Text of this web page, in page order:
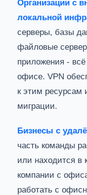
Организации с
локальной
серверы, базы
файловые
приложения -
офисе. VPN
к этим ресурсам
миграции.
Бизнесы с
часть команды
или находится в
компании с
работать с